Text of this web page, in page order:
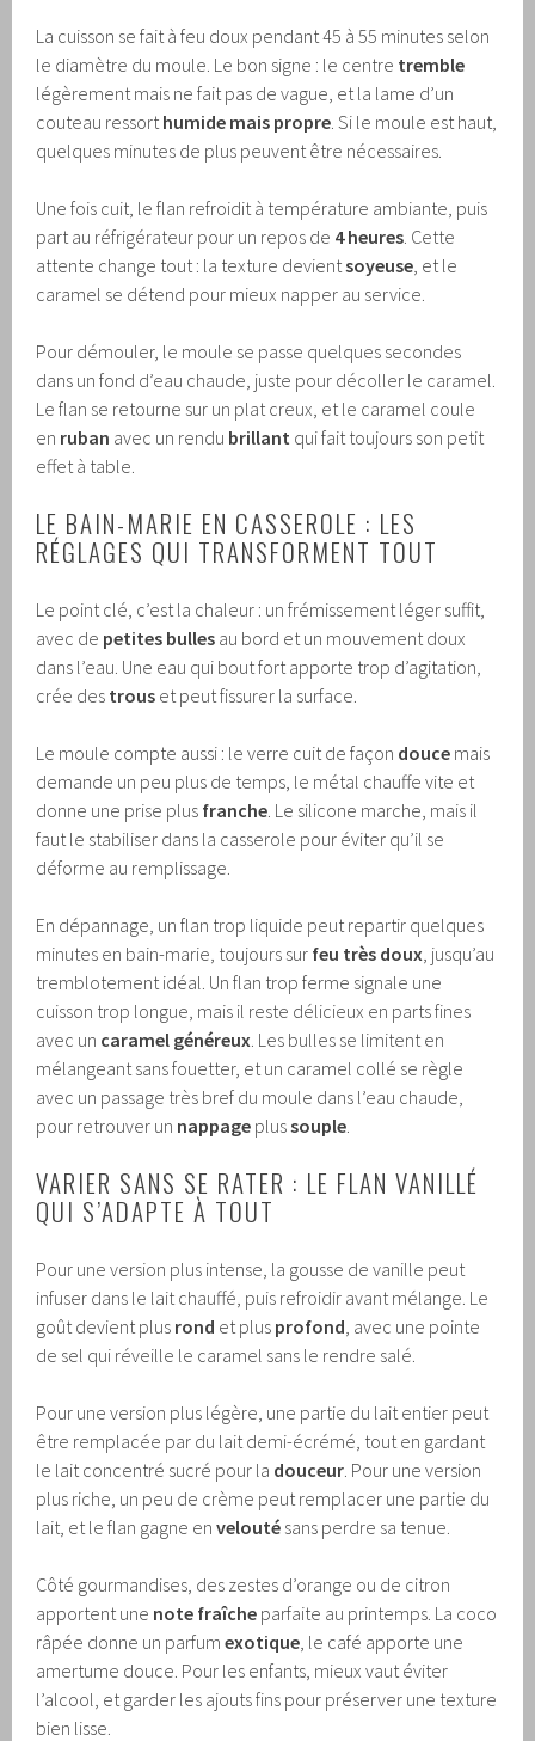
La cuisson se fait à feu doux pendant 45 à 55 minutes selon
le diamètre du moule. Le bon signe : le centre tremble
légèrement mais ne fait pas de vague, et la lame d’un
couteau ressort humide mais propre . Si le moule est haut,
quelques minutes de plus peuvent être nécessaires.
Une fois cuit, le flan refroidit à température ambiante, puis
part au réfrigérateur pour un repos de 4 heures . Cette
attente change tout : la texture devientsoyeuse , et le
caramel se détend pour mieux napper au service.
Pour démouler, le moule se passe quelques secondes
dans un fond d’eau chaude, juste pour décoller le caramel.
Le flan se retourne sur un plat creux, et le caramel coule
en ruban avec un rendu brillant qui fait toujours son petit
effet à table.
LE BAIN-MARIE EN CASSEROLE : LES
RÉGLAGES QUI TRANSFORMENT TOUT
Le point clé, c’est la chaleur : un frémissement léger suffit,
avec de petites bulles au bord et un mouvement doux
dans l’eau. Une eau qui bout fort apporte trop d’agitation,
crée des trous et peut fissurer la surface.
Le moule compte aussi : le verre cuit de façon douce mais
demande un peu plus de temps, le métal chauffe vite et
donne une prise plus franche . Le silicone marche, mais il
faut le stabiliser dans la casserole pour éviter qu’il se
déforme au remplissage.
En dépannage, un flan trop liquide peut repartir quelques
minutes en bain-marie, toujours sur feu très doux , jusqu’au
tremblotement idéal. Un flan trop ferme signale une
cuisson trop longue, mais il reste délicieux en parts fines
avec un caramel généreux . Les bulles se limitent en
mélangeant sans fouetter, et un caramel collé se règle
avec un passage très bref du moule dans l’eau chaude,
pour retrouver un nappage plussouple
VARIER SANS SE RATER : LE FLAN VANILLÉ
QUI S’ADAPTE À TOUT
Pour une version plus intense, la gousse de vanille peut
infuser dans le lait chauffé, puis refroidir avant mélange. Le
goût devient plus rond et plus profond , avec une pointe
de sel qui réveille le caramel sans le rendre salé.
Pour une version plus légère, une partie du lait entier peut
être remplacée par du lait demi-écrémé, tout en gardant
le lait concentré sucré pour la douceur . Pour une version
plus riche, un peu de crème peut remplacer une partie du
lait, et le flan gagne envelouté sans perdre sa tenue.
Côté gourmandises, des zestes d’orange ou de citron
apportent une note fraîche parfaite au printemps. La coco
râpée donne un parfumexotique , le café apporte une
amertume douce. Pour les enfants, mieux vaut éviter
l’alcool, et garder les ajouts fins pour préserver une texture
bien lisse.